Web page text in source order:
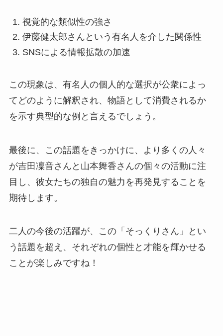
視覚的な類似性の強さ
伊藤健太郎さんという有名人を介した関係性
SNSによる情報拡散の加速
この現象は、有名人の個人的な選択が公衆によっ
てどのように解釈され、物語として消費されるか
を示す典型的な例と言えるでしょう。
最後に、この話題をきっかけに、より多くの人々
が吉田凜音さんと山本舞香さんの個々の活動に注
目し、彼女たちの独自の魅力を再発見することを
期待します。
二人の今後の活躍が、この「そっくりさん」とい
う話題を超え、それぞれの個性と才能を輝かせる
ことが楽しみですね！